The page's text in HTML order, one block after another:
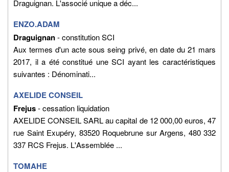
Draguignan. L'associé unique a déc...
ENZO.ADAM
Draguignan- constitution SCI
Aux termes d'un acte sous seing privé, en date du 21 mars
2017, il a été constitué une SCI ayant les caractéristiques
suivantes : Dénominati...
AXELIDE CONSEIL
Frejus- cessation liquidation
AXELIDE CONSEIL SARL au capital de 12 000,00 euros, 47
rue Saint Exupéry, 83520 Roquebrune sur Argens, 480 332
337 RCS Frejus. L'Assemblée ...
TOMAHE